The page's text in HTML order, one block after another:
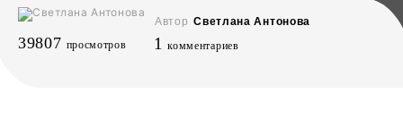
Автор Светлана Антонова
39807 просмотров 1 комментариев